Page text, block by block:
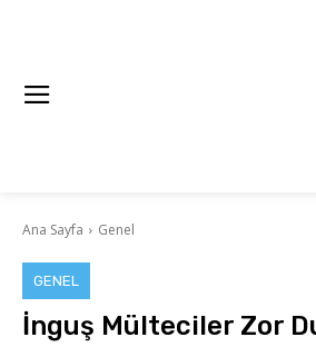
Ana Sayfa Genel
GENEL
İnguş Mülteciler Zor